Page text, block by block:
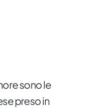
sono le
preso in